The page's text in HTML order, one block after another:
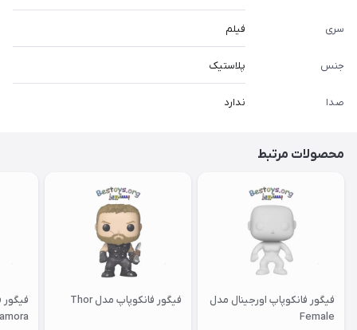
سری فیلم
جنس پلاستیک
صدا ندارد
محصولات مرتبط
فیگور فانکوپاپ اورجینال مدل
Female
فیگور فانکوپاپ مدل Thor
فیگور